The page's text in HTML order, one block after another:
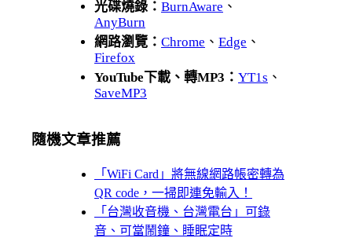
光碟燒錄： BurnAware 、
AnyBurn
網路瀏覽： Chrome 、 Edge 、
Firefox
YouTube下載、轉MP3： YT1s 、
SaveMP3
隨機文章推薦
「WiFi Card」將無線網路帳密轉為
QR code，一掃即連免輸入！
「台灣收音機、台灣電台」可錄
音、可當鬧鐘、睡眠定時